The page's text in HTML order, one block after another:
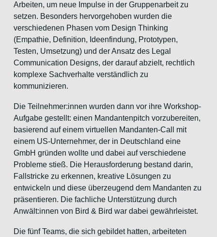
Arbeiten, um neue Impulse in der Gruppenarbeit zu
setzen. Besonders hervorgehoben wurden die
verschiedenen Phasen vom Design Thinking
(Empathie, Definition, Ideenfindung, Prototypen,
Testen, Umsetzung) und der Ansatz des Legal
Communication Designs, der darauf abzielt, rechtlich
komplexe Sachverhalte verständlich zu
kommunizieren.
Die Teilnehmer:innen wurden dann vor ihre Workshop-
Aufgabe gestellt: einen Mandantenpitch vorzubereiten,
basierend auf einem virtuellen Mandanten-Call mit
einem US-Unternehmer, der in Deutschland eine
GmbH gründen wollte und dabei auf verschiedene
Probleme stieß. Die Herausforderung bestand darin,
Fallstricke zu erkennen, kreative Lösungen zu
entwickeln und diese überzeugend dem Mandanten zu
präsentieren. Die fachliche Unterstützung durch
Anwält:innen von Bird & Bird war dabei gewährleistet.
Die fünf Teams, die sich gebildet hatten, arbeiteten